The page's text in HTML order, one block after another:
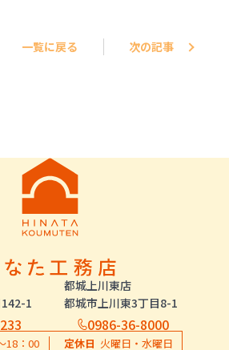
一覧に戻る 次の記事
1
都城上川東店
都城市上川東3丁目8-1
0986-36-8000
18：00 定休日 火曜日・水曜日